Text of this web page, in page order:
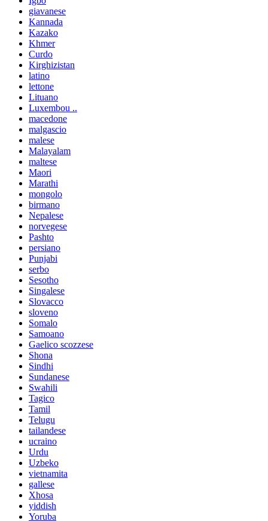
giavanese
Kannada
Kazako
Khmer
Curdo
Kirghizistan
latino
lettone
Lituano
Luxembou ..
macedone
malgascio
malese
Malayalam
maltese
Maori
Marathi
mongolo
birmano
Nepalese
norvegese
Pashto
persiano
Punjabi
serbo
Sesotho
Singalese
Slovacco
sloveno
Somalo
Samoano
Gaelico scozzese
Shona
Sindhi
Sundanese
Swahili
Tagico
Tamil
Telugu
tailandese
ucraino
Urdu
Uzbeko
vietnamita
gallese
Xhosa
yiddish
Yoruba